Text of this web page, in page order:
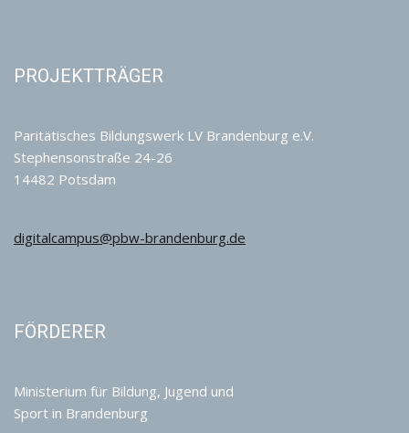
PROJEKTTRÄGER
Paritätisches Bildungswerk LV Brandenburg e.V.
Stephensonstraße 24-26
14482 Potsdam
digitalcampus@pbw-brandenburg.de
FÖRDERER
Ministerium für Bildung, Jugend und
Sport in Brandenburg